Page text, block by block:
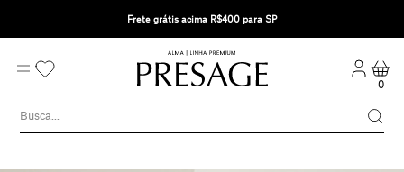
Frete grátis acima R$400 para SP
0